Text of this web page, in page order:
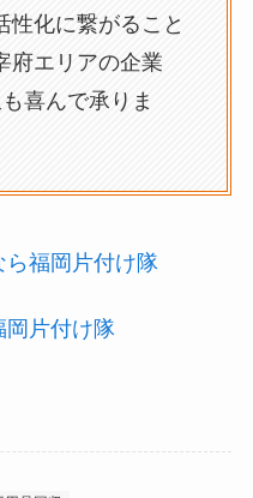
性化に繋がること
府エリアの企業
喜んで承りま
ら福岡片付け隊
岡片付け隊